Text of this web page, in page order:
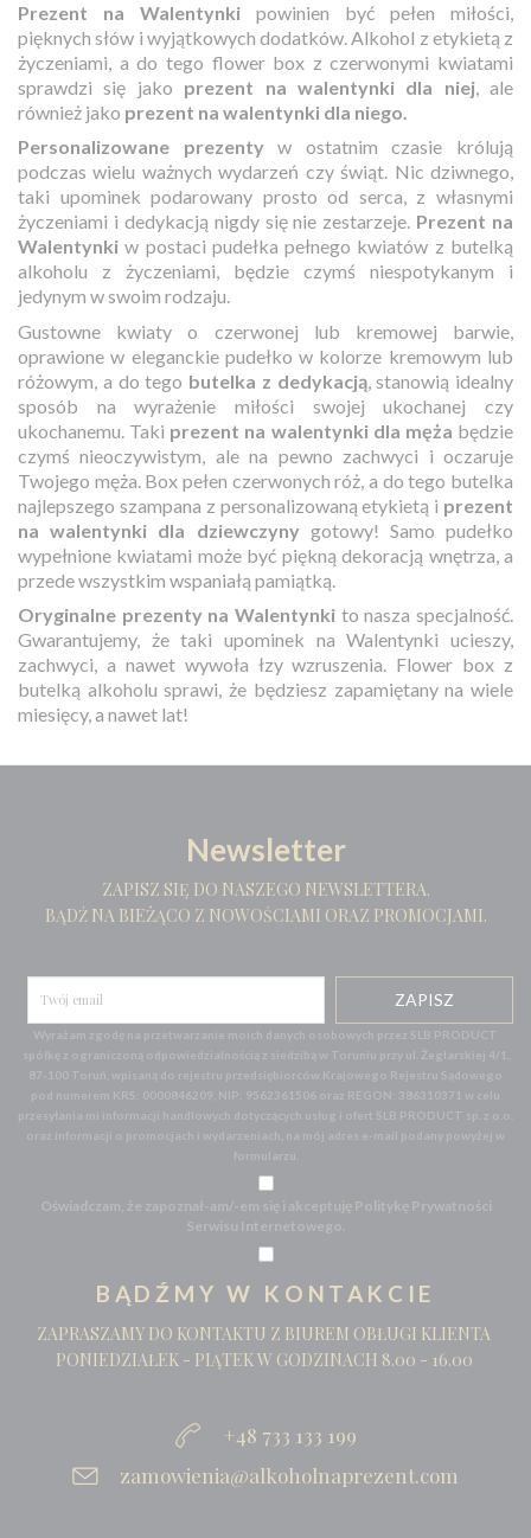
Prezent na Walentynki powinien być pełen miłości,
pięknych słów i wyjątkowych dodatków. Alkohol z etykietą z
życzeniami, a do tego flower box z czerwonymi kwiatami
sprawdzi się jako prezent na walentynki dla niej, ale
również jako prezent na walentynki dla niego.
Personalizowane prezentyw ostatnim czasie królują
podczas wielu ważnych wydarzeń czy świąt. Nic dziwnego,
taki upominek podarowany prosto od serca, z własnymi
życzeniami i dedykacją nigdy się nie zestarzeje. Prezent na
Walentynki w postaci pudełka pełnego kwiatów z butelką
alkoholu z życzeniami, będzie czymś niespotykanym i
jedynym w swoim rodzaju.
Gustowne kwiaty o czerwonej lub kremowej barwie,
oprawione w eleganckie pudełko w kolorze kremowym lub
różowym, a do tego butelka z dedykacją, stanowią idealny
sposób na wyrażenie miłości swojej ukochanej czy
ukochanemu. Taki prezent na walentynki dla męża będzie
czymś nieoczywistym, ale na pewno zachwyci i oczaruje
Twojego męża. Box pełen czerwonych róż, a do tego butelka
najlepszego szampana z personalizowaną etykietą i prezent
na walentynki dla dziewczyny gotowy! Samo pudełko
wypełnione kwiatami może być piękną dekoracją wnętrza, a
przede wszystkim wspaniałą pamiątką.
Oryginalne prezenty na Walentynki to nasza specjalność.
Gwarantujemy, że taki upominek na Walentynki ucieszy,
zachwyci, a nawet wywoła łzy wzruszenia. Flower box z
butelką alkoholu sprawi, że będziesz zapamiętany na wiele
miesięcy, a nawet lat!
Newsletter
ZAPISZ SIĘ DO NASZEGO NEWSLETTERA.
BĄDŹ NA BIEŻĄCO Z NOWOŚCIAMI ORAZ PROMOCJAMI.
Wyrażam zgodę na przetwarzanie moich danych osobowych przez SLB PRODUCT
spółkę z ograniczoną odpowiedzialnością z siedzibą w Toruniu przy ul. Żeglarskiej 4/1,
87-100 Toruń, wpisaną do rejestru przedsiębiorców Krajowego Rejestru Sądowego
pod numerem KRS: 0000846209, NIP: 9562361506 oraz REGON: 386310371 w celu
przesyłania mi informacji handlowych dotyczących usług i ofert SLB PRODUCT sp. z o.o.
oraz informacji o promocjach i wydarzeniach, na mój adres e-mail podany powyżej w
formularzu.
Oświadczam, że zapoznał-am/-em się i akceptuję Politykę Prywatności
Serwisu Internetowego.
BĄDŹMY W KONTAKCIE
ZAPRASZAMY DO KONTAKTU Z BIUREM OBŁUGI KLIENTA
PONIEDZIAŁEK - PIĄTEK W GODZINACH 8.00 - 16.00
+48 733 133 199
zamowienia@alkoholnaprezent.com